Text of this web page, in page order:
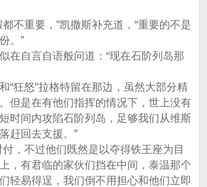
重要，”凯撒斯补充道，“重要的不是
。”
自言自语般问道：“现在石阶列岛那
狂怒”拉格特留在那边，虽然大部分精
但是在有他们指挥的情况下，世上没有
时间内攻陷石阶列岛，足够我们从维斯
赶回去支援。”
，不过他们既然是以夺得铁王座为目
，有君临的家伙们挡在中间，泰温那个
轻易得逞，我们倒不用担心和他们立即